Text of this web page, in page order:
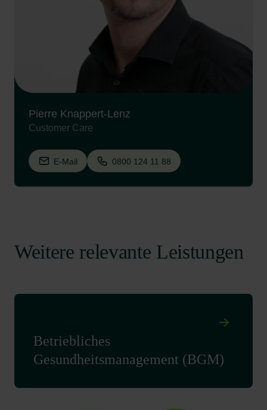
Pierre Knappert-Lenz
Customer Care
E-Mail 0800 124 11 88
Weitere relevante Leistungen
Betriebliches
Gesundheitsmanagement (BGM)